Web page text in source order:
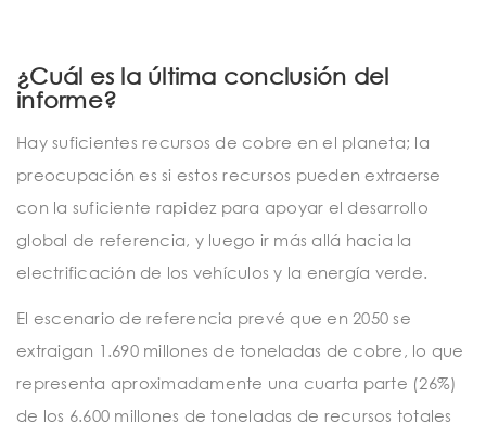
¿Cuál es la última conclusión del
informe?
Hay suficientes recursos de cobre en el planeta; la
preocupación es si estos recursos pueden extraerse
con la suficiente rapidez para apoyar el desarrollo
global de referencia, y luego ir más allá hacia la
electrificación de los vehículos y la energía verde.
El escenario de referencia prevé que en 2050 se
extraigan 1.690 millones de toneladas de cobre, lo que
representa aproximadamente una cuarta parte (26%)
de los 6.600 millones de toneladas de recursos totales